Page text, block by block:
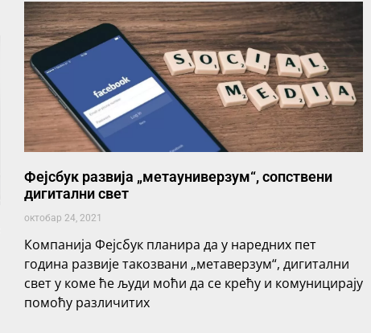
Фејсбук развија „метауниверзум“, сопствени
дигитални свет
октобар 24, 2021
Компанија Фејсбук планира да у наредних пет
година развије такозвани „метаверзум“, дигитални
свет у коме ће људи моћи да се крећу и комуницирају
помоћу различитих